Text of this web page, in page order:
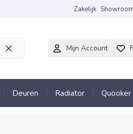
Zakelijk
Mijn Account
Deuren Radiator Quooker